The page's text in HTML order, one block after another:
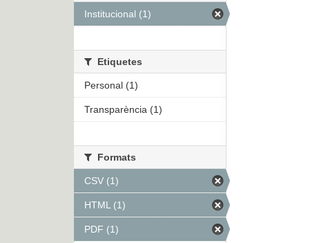
Institucional (1)
Etiquetes
Personal (1)
Transparència (1)
Formats
CSV (1)
HTML (1)
PDF (1)